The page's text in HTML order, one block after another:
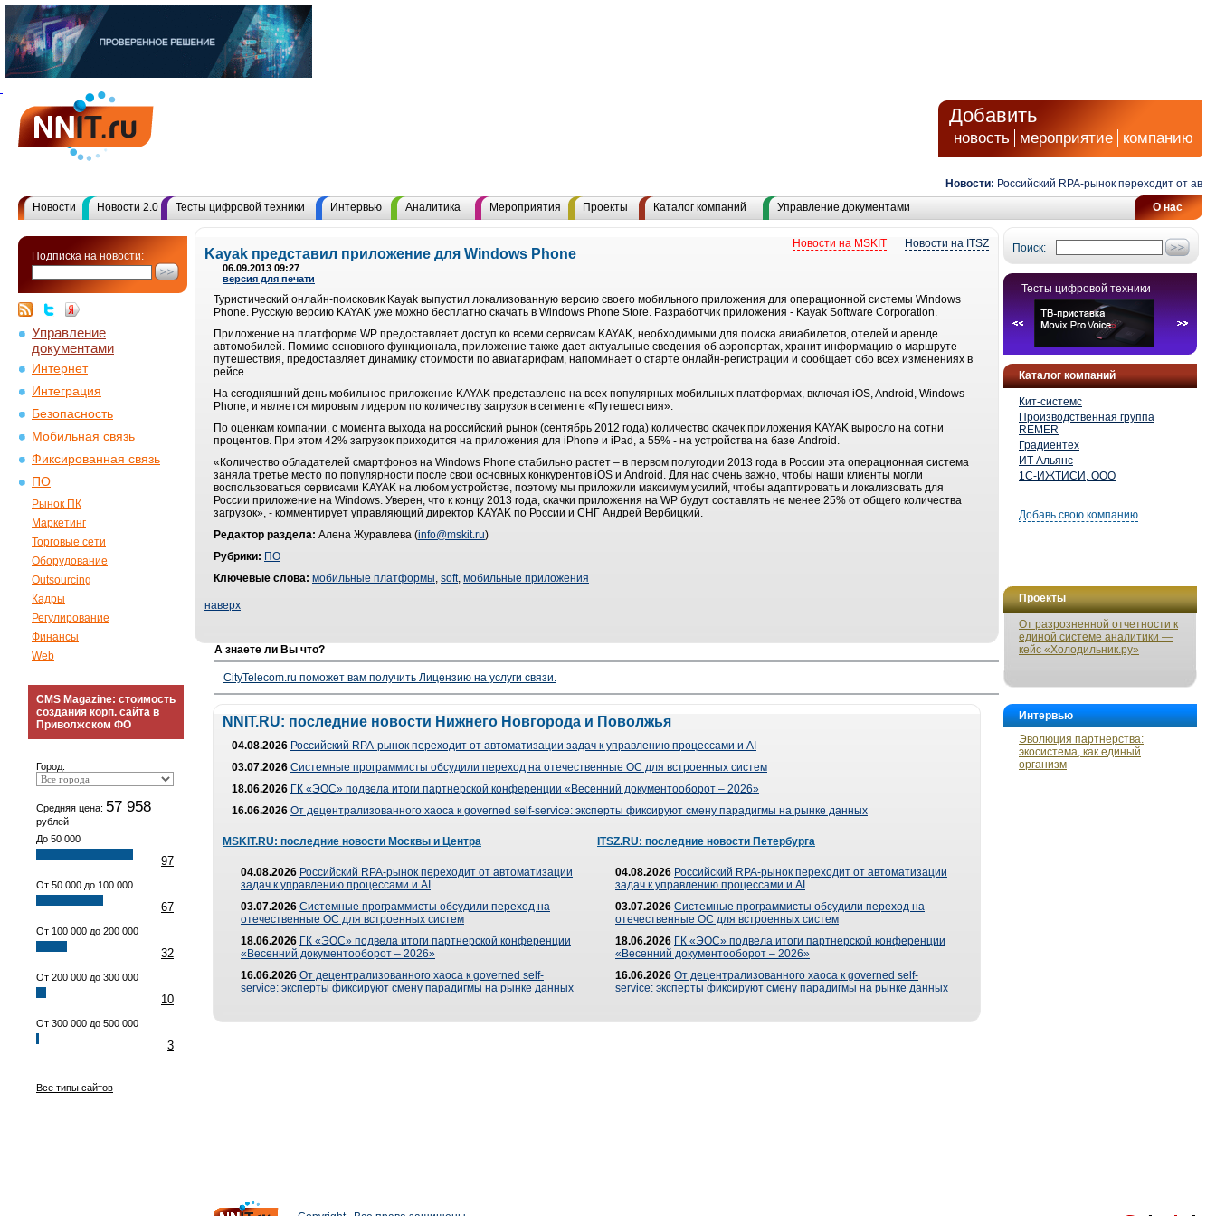
Добавить
новость мероприятие компанию
Новости: Российский RPA-рынок переходит от
О нас
Новости Новости 2.0 Тесты цифровой техники Интервью Аналитика Мероприятия Проекты Каталог компаний Управление документами
Подписка на новости:
Управление
документами
Интернет
Интеграция
Безопасность
Мобильная связь
Фиксированная связь
ПО
Рынок ПК
Маркетинг
Торговые сети
Оборудование
Outsourcing
Кадры
Регулирование
Финансы
Web
CMS Magazine: стоимость
создания корп. сайта в
Приволжском ФО
Город:
Средняя цена: 57 958
рублей
До 50 000
97
От 50 000 до 100 000
67
От 100 000 до 200 000
32
От 200 000 до 300 000
10
От 300 000 до 500 000
3
Все типы сайтов
Поиск:
Тесты цифровой техники
Каталог компаний
Кит-системс
Производственная группа
REMER
Градиентех
ИТ Альянс
1С-ИЖТИСИ, ООО
Добавь свою компанию
Проекты
От разрозненной отчетности к
единой системе аналитики —
кейс «Холодильник.ру»
Интервью
Эволюция партнерства:
экосистема, как единый
организм
Новости на ITSZ
Новости на MSKIT
Kayak представил приложение для Windows Phone
06.09.2013 09:27
версия для печати
Туристический онлайн-поисковик Kayak выпустил локализованную версию своего мобильного приложения для операционной системы Windows
Phone. Русскую версию KAYAK уже можно бесплатно скачать в Windows Phone Store. Разработчик приложения - Kayak Software Corporation.
Приложение на платформе WP предоставляет доступ ко всеми сервисам KAYAK, необходимыми для поиска авиабилетов, отелей и аренде
автомобилей. Помимо основного функционала, приложение также дает актуальные сведения об аэропортах, хранит информацию о маршруте
путешествия, предоставляет динамику стоимости по авиатарифам, напоминает о старте онлайн-регистрации и сообщает обо всех изменениях в
рейсе.
На сегодняшний день мобильное приложение KAYAK представлено на всех популярных мобильных платформах, включая iOS, Android, Windows
Phone, и является мировым лидером по количеству загрузок в сегменте «Путешествия».
По оценкам компании, с момента выхода на российский рынок (сентябрь 2012 года) количество скачек приложения KAYAK выросло на сотни
процентов. При этом 42% загрузок приходится на приложения для iPhone и iPad, а 55% - на устройства на базе Android.
«Количество обладателей смартфонов на Windows Phone стабильно растет – в первом полугодии 2013 года в России эта операционная система
заняла третье место по популярности после свои основных конкурентов iOS и Android. Для нас очень важно, чтобы наши клиенты могли
воспользоваться сервисами KAYAK на любом устройстве, поэтому мы приложили максимум усилий, чтобы адаптировать и локализовать для
России приложение на Windows. Уверен, что к концу 2013 года, скачки приложения на WP будут составлять не менее 25% от общего количества
загрузок», - комментирует управляющий директор KAYAK по России и СНГ Андрей Вербицкий.
Редактор раздела: Алена Журавлева (info@mskit.ru)
Рубрики: ПО
Ключевые слова: мобильные платформы, soft, мобильные приложения
наверх
А знаете ли Вы что?
CityTelecom.ru поможет вам получить Лицензию на услуги связи.
NNIT.RU: последние новости Нижнего Новгорода и Поволжья
04.08.2026 Российский RPA-рынок переходит от автоматизации задач к управлению процессами и AI
03.07.2026 Системные программисты обсудили переход на отечественные ОС для встроенных систем
18.06.2026 ГК «ЭОС» подвела итоги партнерской конференции «Весенний документооборот – 2026»
16.06.2026 От децентрализованного хаоса к governed self-service: эксперты фиксируют смену парадигмы на рынке данных
MSKIT.RU: последние новости Москвы и Центра
04.08.2026 Российский RPA-рынок переходит от автоматизации
задач к управлению процессами и AI
03.07.2026 Системные программисты обсудили переход на
отечественные ОС для встроенных систем
18.06.2026 ГК «ЭОС» подвела итоги партнерской конференции
«Весенний документооборот – 2026»
16.06.2026 От децентрализованного хаоса к governed self-
service: эксперты фиксируют смену парадигмы на рынке данных
ITSZ.RU: последние новости Петербурга
04.08.2026 Российский RPA-рынок переходит от автоматизации
задач к управлению процессами и AI
03.07.2026 Системные программисты обсудили переход на
отечественные ОС для встроенных систем
18.06.2026 ГК «ЭОС» подвела итоги партнерской конференции
«Весенний документооборот – 2026»
16.06.2026 От децентрализованного хаоса к governed self-
service: эксперты фиксируют смену парадигмы на рынке данных